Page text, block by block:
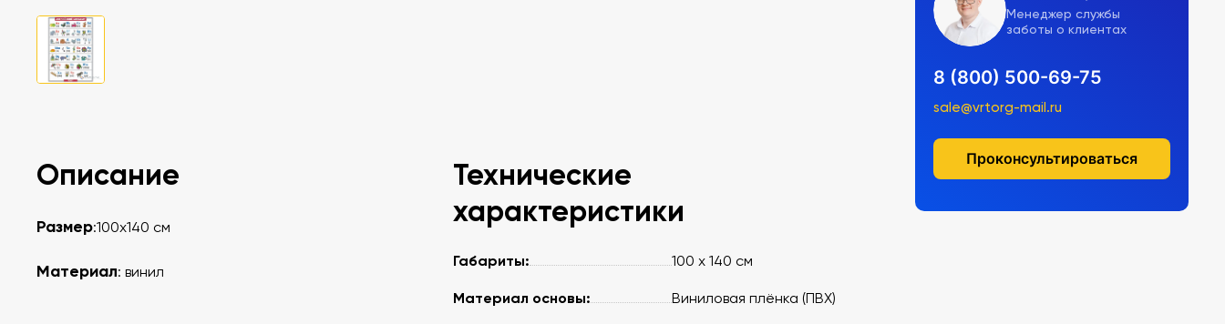
Менеджер службы
заботы о клиентах
8 (800) 500-69-75
sale@vrtorg-mail.ru
Проконсультироваться
Описание
Размер:100х140 см
Материал: винил
Технические
характеристики
Габариты: 100 x 140 см
Материал основы: Виниловая плёнка (ПВХ)